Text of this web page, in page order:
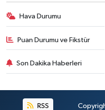
Hava Durumu
Puan Durumu ve Fikstür
Son Dakika Haberleri
RSS